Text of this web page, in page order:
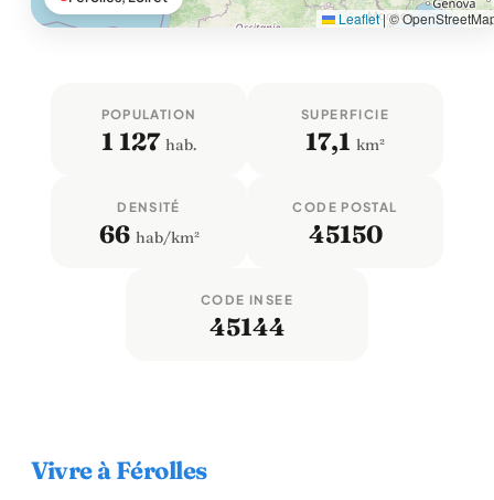
Leaflet|©
POPULATION
1 127 hab.
SUPERFICIE
17,1 km²
DENSITÉ
66 hab/km²
CODE POSTAL
45150
CODE INSEE
45144
Vivre à Férolles